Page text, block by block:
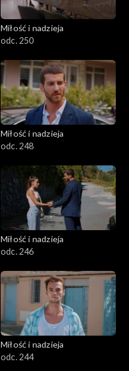
Miłość i nadzieja
odc. 250
Miłość i nadzieja
odc. 248
Miłość i nadzieja
odc. 246
Miłość i nadzieja
odc. 244